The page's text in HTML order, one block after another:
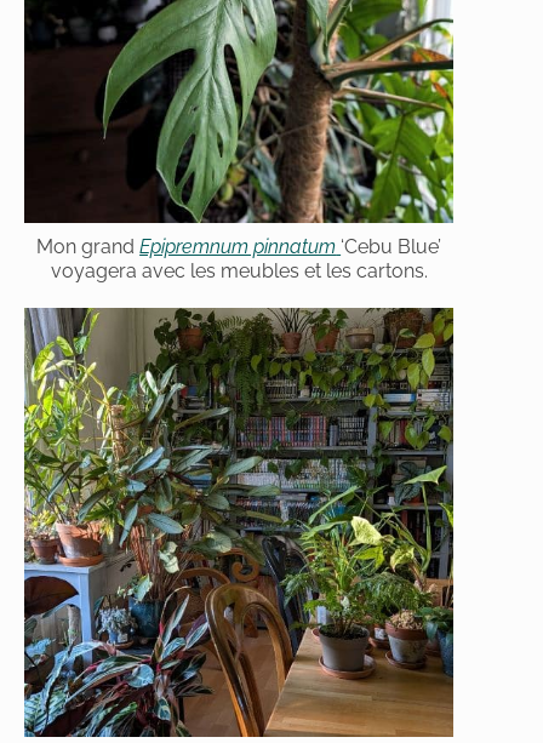
Mon grandEpipremnum pinnatum ‘Cebu Blue’
voyagera avec les meubles et les cartons.